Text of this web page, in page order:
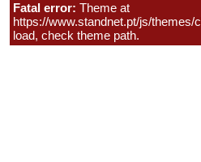
Fatal error: Theme at
https://www.standnet.pt/js/
load, check theme path.